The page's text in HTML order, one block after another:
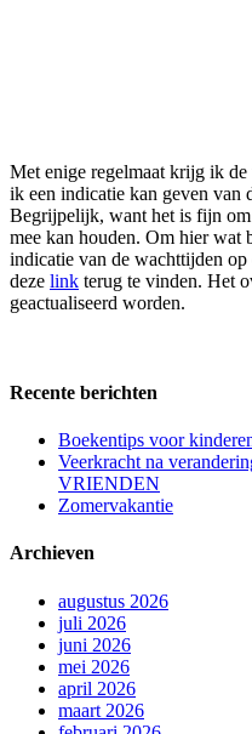
Met enige regelmaat krijg ik
ik een indicatie kan geven van
Begrijpelijk, want het is fijn
mee kan houden. Om hier wat
indicatie van de wachttijden
deze link terug te vinden. Het
geactualiseerd worden.
Recente berichten
Boekentips voor
Veerkracht na
VRIENDEN
Zomervakantie
Archieven
augustus 2026
juli 2026
juni 2026
mei 2026
april 2026
maart 2026